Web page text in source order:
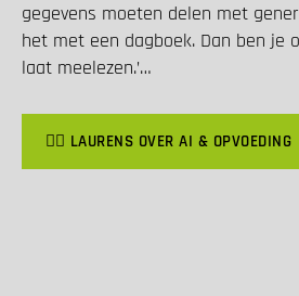
gegevens moeten delen met
het met een dagboek. Dan ben je
laat meelezen.’…
👉🏽 LAURENS OVER AI & OPVOEDING